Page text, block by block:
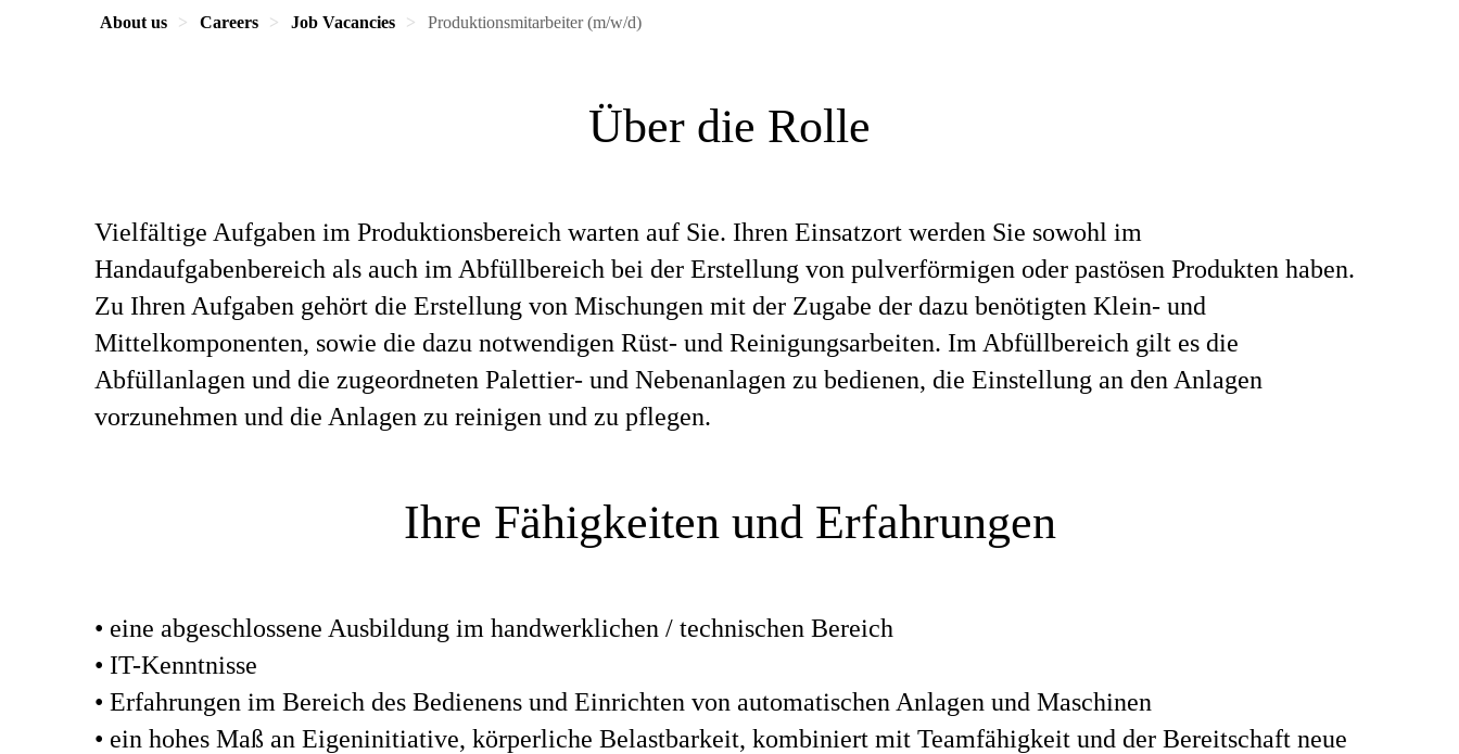
About us Careers Job Vacancies Produktionsmitarbeiter (m/w/d)
Über die Rolle
Vielfältige Aufgaben im Produktionsbereich warten auf Sie. Ihren Einsatzort werden Sie sowohl im
Handaufgabenbereich als auch im Abfüllbereich bei der Erstellung von pulverförmigen oder pastösen Produkten haben.
Zu Ihren Aufgaben gehört die Erstellung von Mischungen mit der Zugabe der dazu benötigten Klein- und
Mittelkomponenten, sowie die dazu notwendigen Rüst- und Reinigungsarbeiten. Im Abfüllbereich gilt es die
Abfüllanlagen und die zugeordneten Palettier- und Nebenanlagen zu bedienen, die Einstellung an den Anlagen
vorzunehmen und die Anlagen zu reinigen und zu pflegen.
Ihre Fähigkeiten und Erfahrungen
• eine abgeschlossene Ausbildung im handwerklichen / technischen Bereich
• IT-Kenntnisse
• Erfahrungen im Bereich des Bedienens und Einrichten von automatischen Anlagen und Maschinen
• ein hohes Maß an Eigeninitiative, körperliche Belastbarkeit, kombiniert mit Teamfähigkeit und der Bereitschaft neue